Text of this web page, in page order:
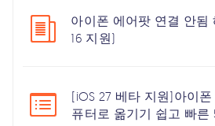
아이폰 에어팟 연결 안됨
16 지원)
[iOS 27 베타 지원]아이
퓨터로 옮기기 쉽고 빠른